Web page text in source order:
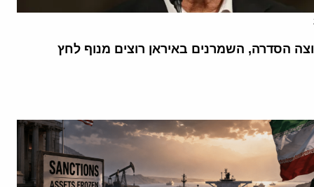
הסדרה, השמרנים באיראן רוצים מנוף לחץ